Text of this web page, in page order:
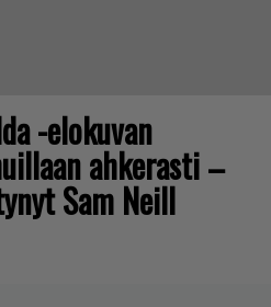
-elokuvan
ahkerasti –
Sam Neill